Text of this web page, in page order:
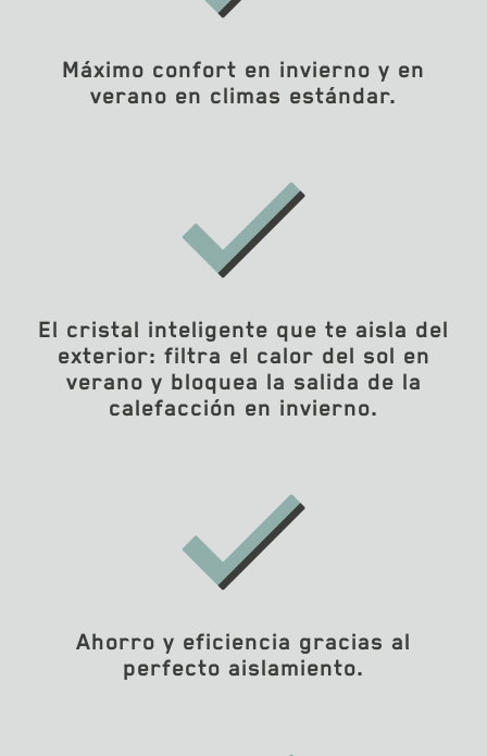
Máximo confort en invierno y en
verano en climas estándar.
El cristal inteligente que te aisla del
exterior: filtra el calor del sol en
verano y bloquea la salida de la
calefacción en invierno.
Ahorro y eficiencia gracias al
perfecto aislamiento.